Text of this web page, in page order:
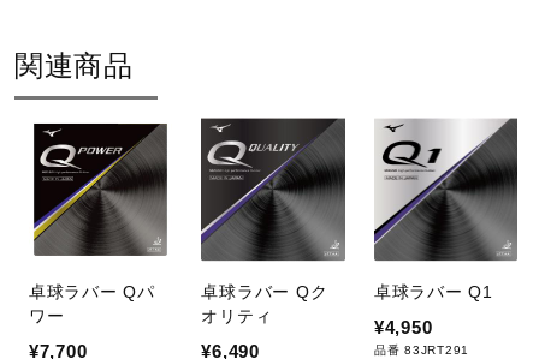
関連商品
卓球ラバー Qパ
ワー
¥7,700
卓球ラバー Qク
オリティ
¥6,490
卓球ラバー Q1
¥4,950
品番 83JRT291